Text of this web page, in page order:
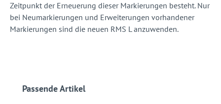
Zeitpunkt der Erneuerung dieser Markierungen besteht. Nur
bei Neumarkierungen und Erweiterungen vorhandener
Markierungen sind die neuen RMS L anzuwenden.
Produktgalerie überspringen
Passende Artikel